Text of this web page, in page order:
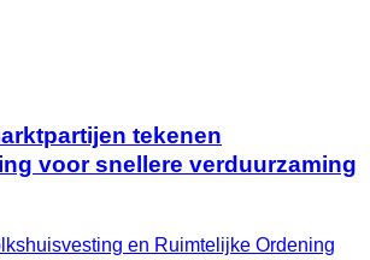
tekenen
voor snellere verduurzaming
en Ruimtelijke Ordening